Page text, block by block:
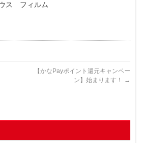
ス フィルム
【かなPayポイント還元キャンペー
ン】始まります！
→